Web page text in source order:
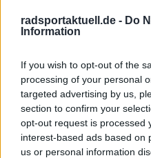
radsportaktuell.de - Do
Information
If you wish to opt-out of the
processing of your personal
targeted advertising by us,
section to confirm your
opt-out request is processed
interest-based ads based on
us or personal information
vertrete ich in unserer
Klatscht 31
Besucher 2